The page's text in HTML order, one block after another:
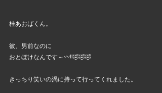
桂あおばくん。
彼、男前なのに
おとぼけなんです～〰️‼️🤣🤣🤣
きっちり笑いの渦に持って行ってくれました。